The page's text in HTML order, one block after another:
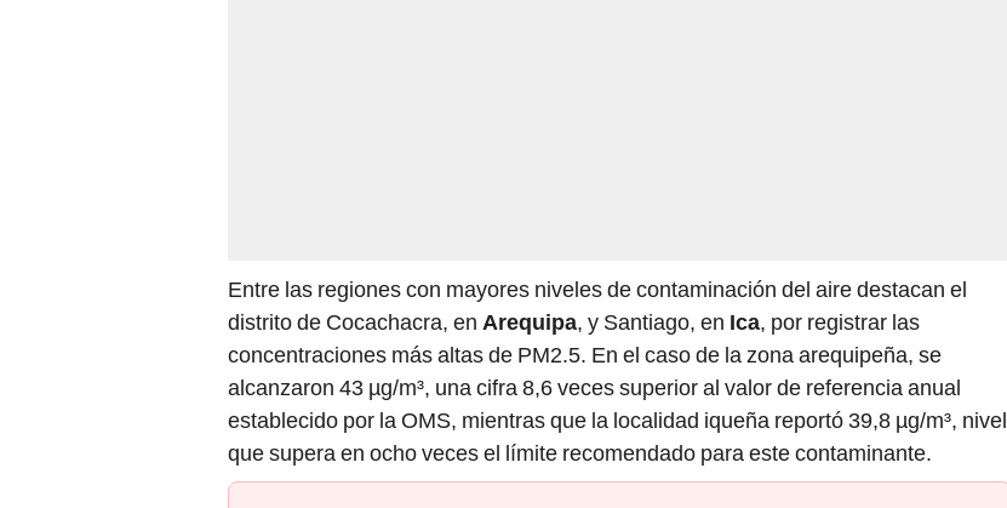
Entre las regiones con mayores niveles de contaminación del aire destacan el
distrito de Cocachacra, en Arequipa, y Santiago, en Ica, por registrar las
concentraciones más altas de PM2.5. En el caso de la zona arequipeña, se
alcanzaron 43 µg/m³, una cifra 8,6 veces superior al valor de referencia anual
establecido por la OMS, mientras que la localidad iqueña reportó 39,8 µg/m³, nivel
que supera en ocho veces el límite recomendado para este contaminante.